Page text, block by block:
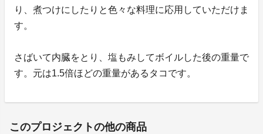
り、煮つけにしたりと色々な料理に応用していただけま
す。
さばいて内臓をとり、塩もみしてボイルした後の重量で
す。元は1.5倍ほどの重量があるタコです。
このプロジェクトの他の商品